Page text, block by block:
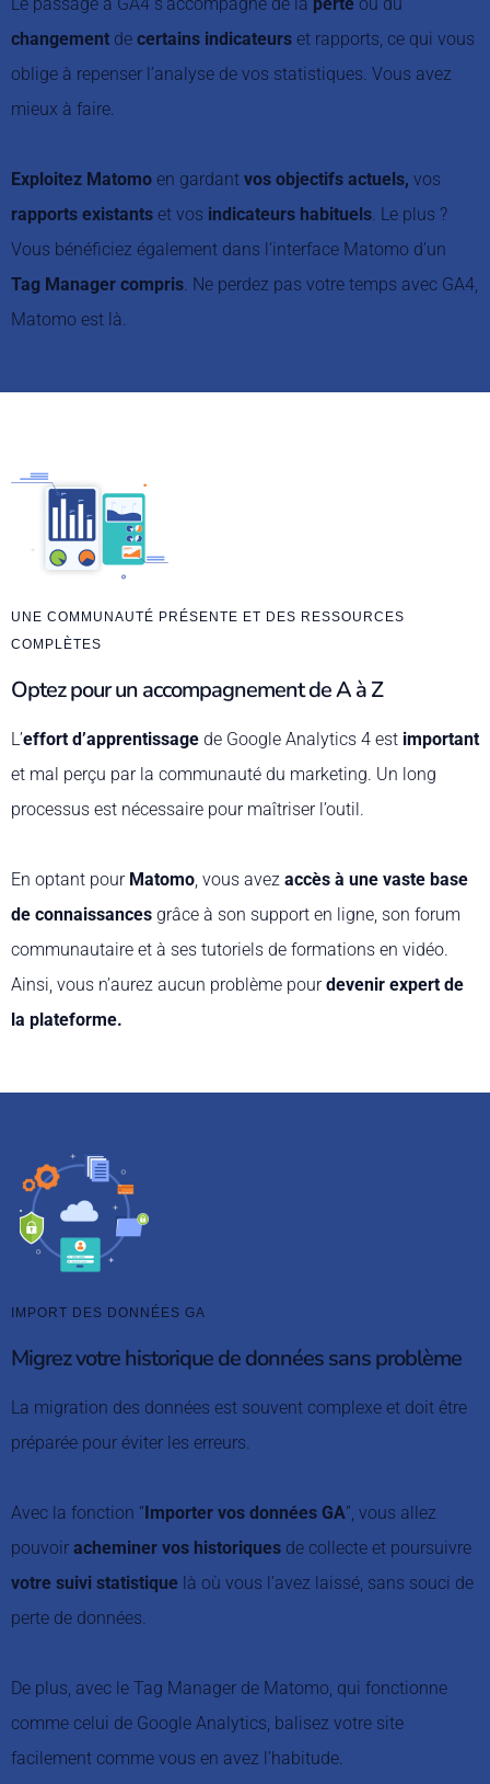
changement de certains indicateurs et rapports, ce qui vous
oblige à repenser l’analyse de vos statistiques. Vous avez
mieux à faire.
Exploitez Matomo en gardant vos objectifs actuels, vos
rapports existants et vos indicateurs habituels. Le plus ?
Vous bénéficiez également dans l’interface Matomo d’un
Tag Manager compris. Ne perdez pas votre temps avec GA4,
Matomo est là.
UNE COMMUNAUTÉ PRÉSENTE ET DES RESSOURCES
COMPLÈTES
Optez pour un accompagnement de A à Z
L’effort d’apprentissage de Google Analytics 4 est important
et mal perçu par la communauté du marketing. Un long
processus est nécessaire pour maîtriser l’outil.
En optant pour Matomo, vous avez accès à une vaste base
de connaissances grâce à son support en ligne, son forum
communautaire et à ses tutoriels de formations en vidéo.
Ainsi, vous n’aurez aucun problème pourdevenir expert de
la plateforme.
IMPORT DES DONNÉES GA
Migrez votre historique de données sans problème
La migration des données est souvent complexe et doit être
préparée pour éviter les erreurs.
Avec la fonction “ Importer vos données GA”, vous allez
pouvoir acheminer vos historiques de collecte et poursuivre
votre suivi statistique là où vous l’avez laissé, sans souci de
perte de données.
De plus, avec le Tag Manager de Matomo, qui fonctionne
comme celui de Google Analytics, balisez votre site
facilement comme vous en avez l’habitude.